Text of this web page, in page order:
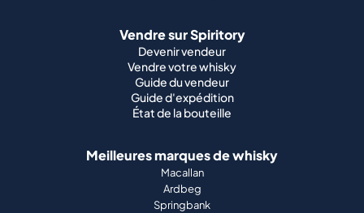
Vendre sur Spiritory
Devenir vendeur
Vendre votre whisky
Guide du vendeur
Guide d'expédition
État de la bouteille
Meilleures marques de whisky
Macallan
Ardbeg
Springbank